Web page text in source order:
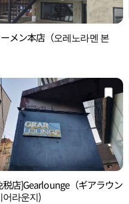
メン本店（오레노라멘 본
税店]Gearlounge（ギアラウン
어라운지)